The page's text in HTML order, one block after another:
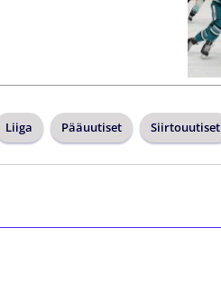
Liiga Pääuutiset Siirtouutiset